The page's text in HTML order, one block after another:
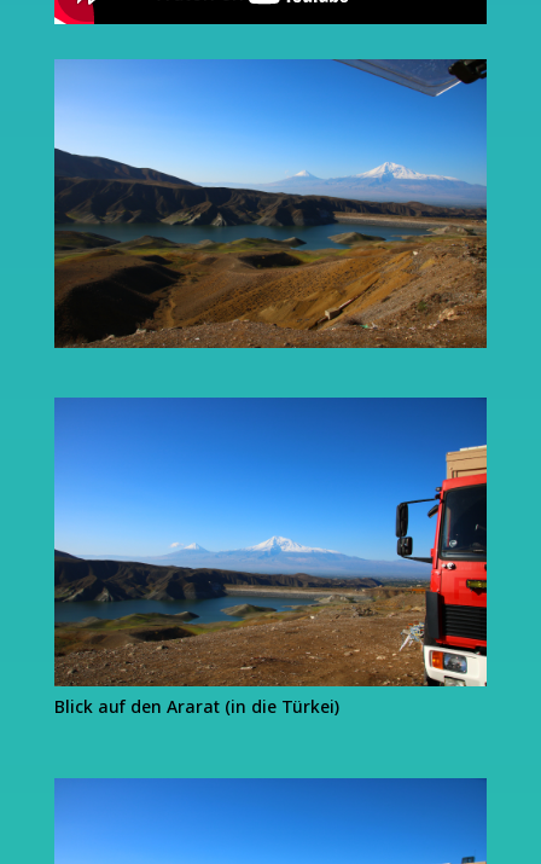
Blick auf den Ararat (in die Türkei)